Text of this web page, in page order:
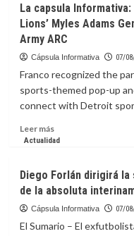
riesgos
de
ciberseguridad
Capsula
Informativa:
Aumenta
un
%
comisión
anual
las
AFP
manejar
recursos
los
afiliados;
La capsula
Lions’ Myles Adams
Army ARC
Cápsula Informativa 07/
Franco recognized the
sports-themed pop-up
connect with Detroit
Leer másLeer
más
capsula
Informativa:
How
Partnership
Actualidad
Diego Forlán dirigirá la
de la absoluta
Cápsula Informativa 07/
El Sumario – El